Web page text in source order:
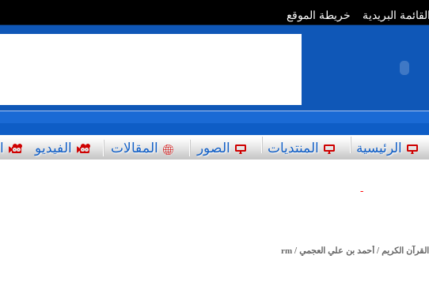
القائمة البريدية خريطة الموقع
الرئيسية المنتديات الصور المقالات الفيديو
-
القرآن الكريم /أحمد بن علي العجمي /
rm